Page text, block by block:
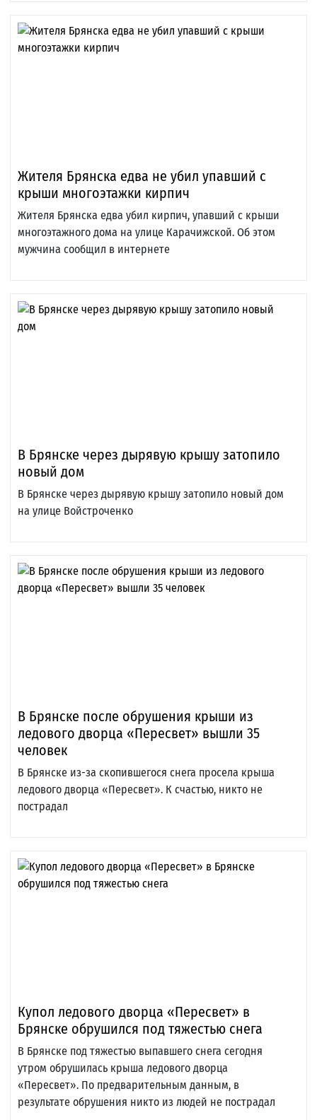
Жителя Брянска едва не убил упавший с
крыши многоэтажки кирпич
Жителя Брянска едва убил кирпич, упавший с крыши
многоэтажного дома на улице Карачижской. Об этом
мужчина сообщил в интернете
В Брянске через дырявую крышу затопило
новый дом
В Брянске через дырявую крышу затопило новый дом
на улице Войстроченко
В Брянске после обрушения крыши из
ледового дворца «Пересвет» вышли 35
человек
В Брянске из-за скопившегося снега просела крыша
ледового дворца «Пересвет». К счастью, никто не
пострадал
Купол ледового дворца «Пересвет» в
Брянске обрушился под тяжестью снега
В Брянске под тяжестью выпавшего снега сегодня
утром обрушилась крыша ледового дворца
«Пересвет». По предварительным данным, в
результате обрушения никто из людей не пострадал